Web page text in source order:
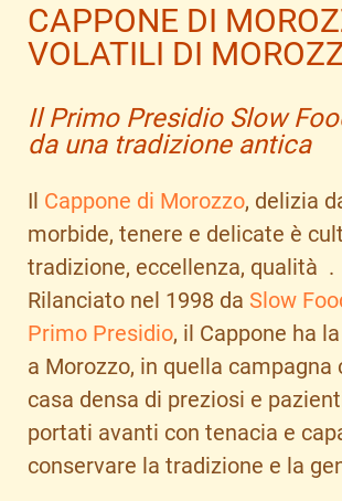
CAPPONE DI
VOLATILI DI
Il Primo Presidio Slow
da una tradizione antica
Il Cappone di Morozzo, delizia
morbide, tenere e delicate è
tradizione, eccellenza, qualità .
Rilanciato nel 1998 da Slow
Primo Presidio, il Cappone ha
a Morozzo, in quella campagna
casa densa di preziosi e
portati avanti con tenacia e
conservare la tradizione e la